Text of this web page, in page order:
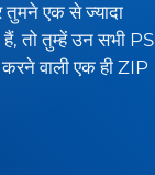
एक से ज्यादा
तो तुम्हें उन सभी PS
वाली एक ही ZIP